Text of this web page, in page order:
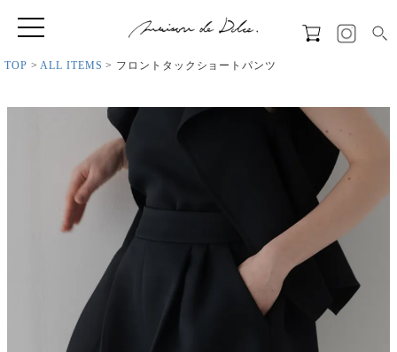
TOP ALL ITEMS フロントタックショートパンツ